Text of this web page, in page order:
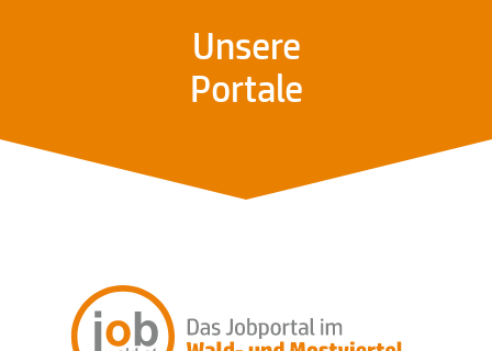
Unsere
Portale